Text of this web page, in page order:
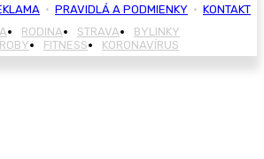
• PRAVIDLÁ A PODMIENKY • KONTAKT
RODINA STRAVA
BYLINKY
FITNESS KORONAVÍRUS